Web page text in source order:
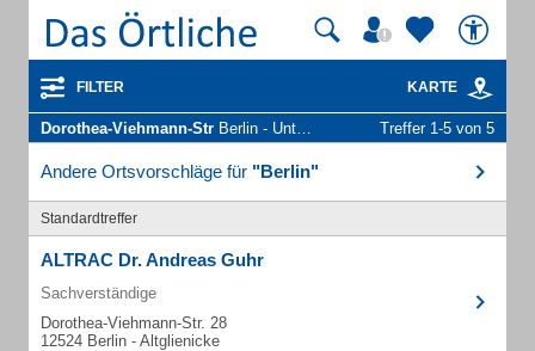
FILTER KARTE
Dorothea-Viehmann-Str Berlin - Unternehmen und Personen Treffer 1-5 von 5
Andere Ortsvorschläge für "Berlin"
Standardtreffer
ALTRAC Dr. Andreas Guhr
Sachverständige
Dorothea-Viehmann-Str. 28
12524 Berlin - Altglienicke